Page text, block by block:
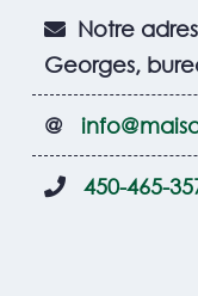
Notre
Georges,
@
450-465-